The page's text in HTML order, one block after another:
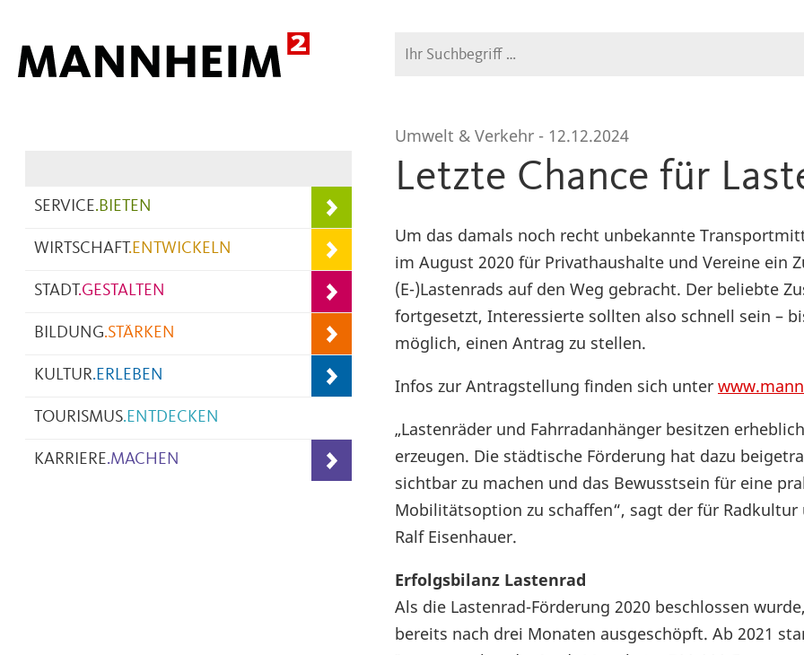
Suche
SERVICE.BIETEN
WIRTSCHAFT.ENTWICKELN
STADT.GESTALTEN
BILDUNG.STÄRKEN
KULTUR.ERLEBEN
TOURISMUS.ENTDECKEN
KARRIERE.MACHEN
Umwelt & Verkehr - 12.12.2024
Letzte Chance für
Um das damals noch recht unbekannte
im August 2020 für Privathaushalte und Vereine ein
(E-)Lastenrads auf den Weg gebracht. Der beliebte
fortgesetzt, Interessierte sollten also schnell sein –
möglich, einen Antrag zu stellen.
Infos zur Antragstellung finden sich unter
„Lastenräder und Fahrradanhänger besitzen
erzeugen. Die städtische Förderung hat dazu
sichtbar zu machen und das Bewusstsein für eine
Mobilitätsoption zu schaffen“, sagt der für
Ralf Eisenhauer.
Erfolgsbilanz Lastenrad
Als die Lastenrad-Förderung 2020 beschlossen
bereits nach drei Monaten ausgeschöpft. Ab 2021